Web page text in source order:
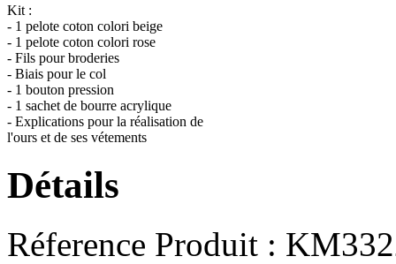
Kit :
- 1 pelote coton colori beige
- 1 pelote coton colori rose
- Fils pour broderies
- Biais pour le col
- 1 bouton pression
- 1 sachet de bourre acrylique
- Explications pour la réalisation de
l'ours et de ses vétements
Détails
Réference Produit :